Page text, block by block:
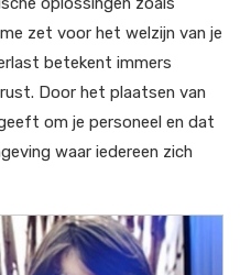
zet voor het welzijn van je
betekent immers
Door het plaatsen van
om je personeel en dat
waar iedereen zich